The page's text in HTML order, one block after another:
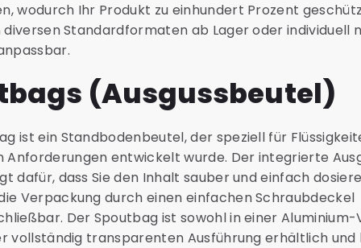
wodurch Ihr Produkt zu einhundert Prozent
diversen Standardformaten ab Lager oder individuell
(Ausgussbeutel)
ist ein Standbodenbeutel, der speziell für
Anforderungen entwickelt wurde. Der integrierte
dafür, dass Sie den Inhalt sauber und einfach
Verpackung durch einen einfachen Schraubdeckel
Der Spoutbag ist sowohl in einer
vollständig transparenten Ausführung erhältlich und